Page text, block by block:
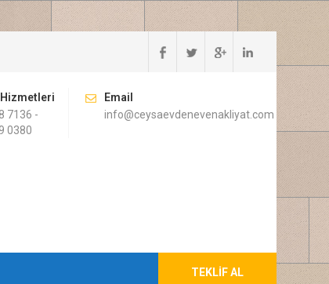
7136 -
0380
Email
info@ceysaevdenevenakliyat.com
TEKLIF AL